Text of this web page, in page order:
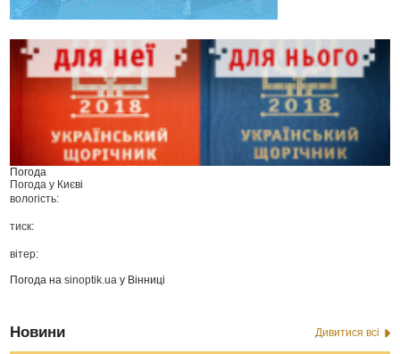
Погода
Погода у Києві
вологість:
тиск:
вітер:
Погода наsinoptik.ua у Вінниці
Новини Дивитися всі